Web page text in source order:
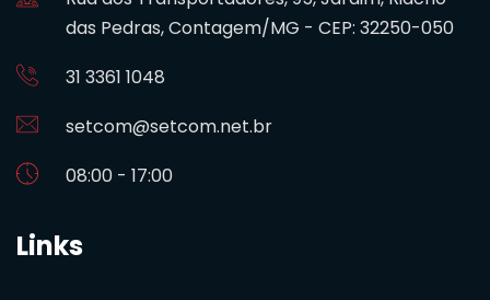
das Pedras, Contagem/MG - CEP: 32250-050
31 3361 1048
setcom@setcom.net.br
08:00 - 17:00
Links